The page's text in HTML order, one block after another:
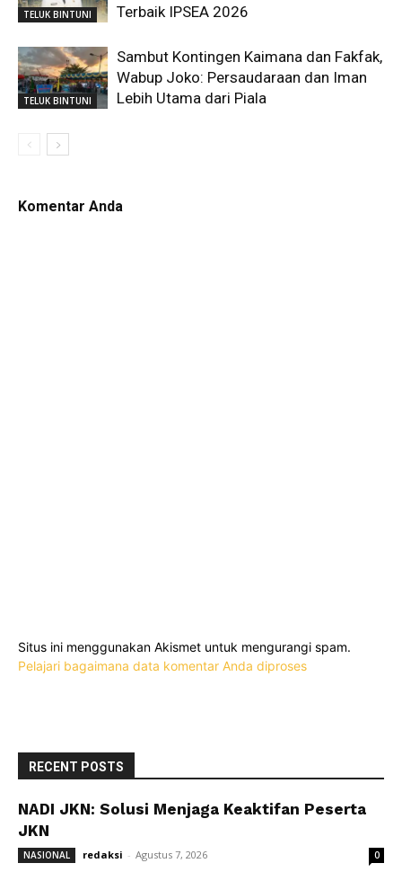
TELUK BINTUNI
Terbaik IPSEA 2026
TELUK BINTUNI
Sambut Kontingen Kaimana dan Fakfak,
Wabup Joko: Persaudaraan dan Iman
Lebih Utama dari Piala
Komentar Anda
Situs ini menggunakan Akismet untuk mengurangi spam.
Pelajari bagaimana data komentar Anda diproses
RECENT POSTS
NADI JKN: Solusi Menjaga Keaktifan Peserta
JKN
NASIONAL redaksi - Agustus 7, 2026 0